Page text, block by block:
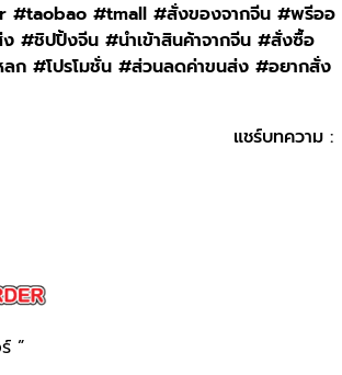
#taobao #tmall #สั่งของจากจีน #พรีออ
#ชิปปิ้งจีน #นำเข้าสินค้าจากจีน #สั่งซื้อ
ก #โปรโมชั่น #ส่วนลดค่าขนส่ง #อยากสั่ง
แชร์บทความ :
”